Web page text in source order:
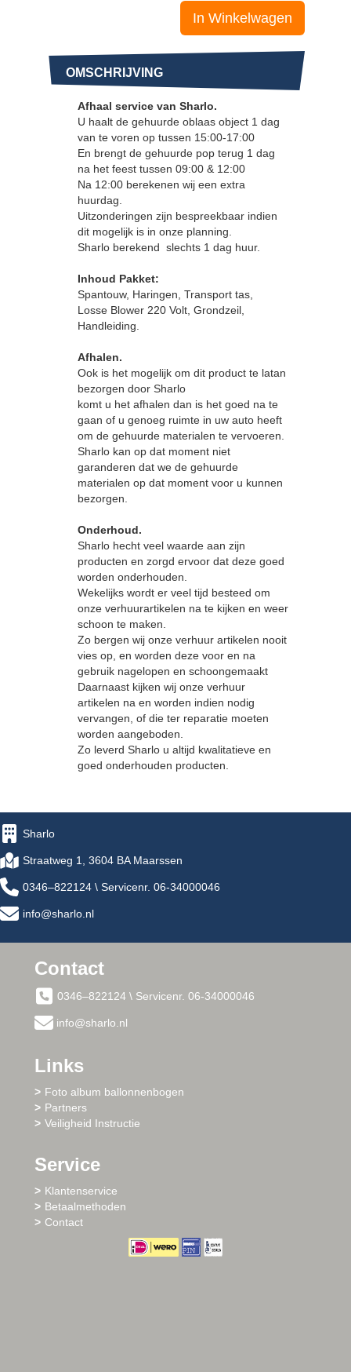
In Winkelwagen
OMSCHRIJVING
Afhaal service van Sharlo.
U haalt de gehuurde oblaas object 1 dag
van te voren op tussen 15:00-17:00
En brengt de gehuurde pop terug 1 dag
na het feest tussen 09:00 & 12:00
Na 12:00 berekenen wij een extra
huurdag.
Uitzonderingen zijn bespreekbaar indien
dit mogelijk is in onze planning.
Sharlo berekend slechts 1 dag huur.
Inhoud Pakket:
Spantouw, Haringen, Transport tas,
Losse Blower 220 Volt, Grondzeil,
Handleiding.
Afhalen.
Ook is het mogelijk om dit product te latan
bezorgen door Sharlo
komt u het afhalen dan is het goed na te
gaan of u genoeg ruimte in uw auto heeft
om de gehuurde materialen te vervoeren.
Sharlo kan op dat moment niet
garanderen dat we de gehuurde
materialen op dat moment voor u kunnen
bezorgen.
Onderhoud.
Sharlo hecht veel waarde aan zijn
producten en zorgd ervoor dat deze goed
worden onderhouden.
Wekelijks wordt er veel tijd besteed om
onze verhuurartikelen na te kijken en weer
schoon te maken.
Zo bergen wij onze verhuur artikelen nooit
vies op, en worden deze voor en na
gebruik nagelopen en schoongemaakt
Daarnaast kijken wij onze verhuur
artikelen na en worden indien nodig
vervangen, of die ter reparatie moeten
worden aangeboden.
Zo leverd Sharlo u altijd kwalitatieve en
goed onderhouden producten.
Sharlo
Straatweg 1, 3604 BA Maarssen
0346–822124 \ Servicenr. 06-34000046
info@sharlo.nl
Contact
0346–822124 \ Servicenr. 06-34000046
info@sharlo.nl
Links
Foto album ballonnenbogen
Partners
Veiligheid Instructie
Service
Klantenservice
Betaalmethoden
Contact